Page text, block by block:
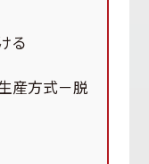
る
産方式－脱